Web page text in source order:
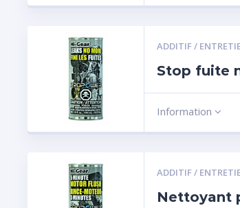
ADDITIF /
Stop fuite
Information
ADDITIF /
Nettoyant